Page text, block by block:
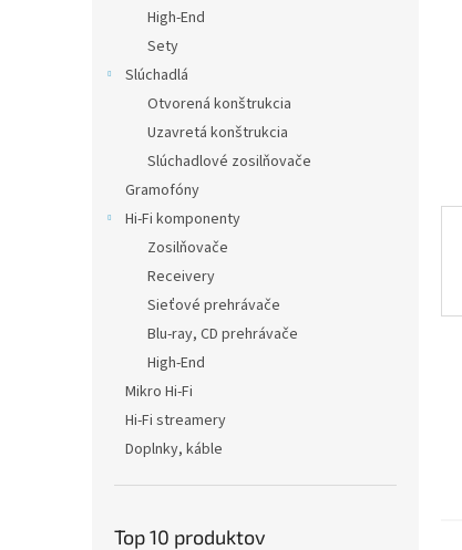
High-End
Sety
Slúchadlá
Otvorená konštrukcia
Uzavretá konštrukcia
Slúchadlové zosilňovače
Gramofóny
Hi-Fi komponenty
Zosilňovače
Receivery
Sieťové prehrávače
Blu-ray, CD prehrávače
High-End
Mikro Hi-Fi
Hi-Fi streamery
Doplnky, káble
Top 10 produktov